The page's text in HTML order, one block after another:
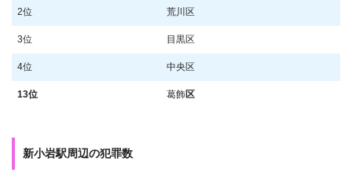
2位 荒川区
3位 目黒区
4位 中央区
13位 葛飾区
新小岩駅周辺の犯罪数